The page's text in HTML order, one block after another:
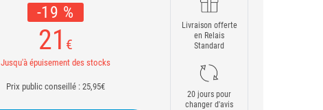
-19 %
21 €
Jusqu'à épuisement des stocks
Prix public conseillé : 25,95€
Livraison offerte
en Relais
Standard
20 jours pour
changer d'avis